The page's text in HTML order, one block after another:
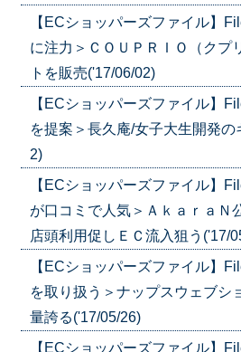
【ECショッパーズファイル】
に注力＞ＣＯＵＰＲＩＯ（クプ
トを販売('17/06/02)
【ECショッパーズファイル】
を提案＞長久庵/女子大生開発
2)
【ECショッパーズファイル】
が口コミで人気＞ＡｋａｒａＮ
店頭利用促しＥＣ流入狙う('17/
【ECショッパーズファイル】
を取り扱う＞ナップスウェブシ
量誇る('17/05/26)
【ECショッパーズファイル】